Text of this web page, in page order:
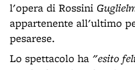
l'opera di Rossini
appartenente all'ultimo
pesarese.
Lo spettacolo ha "esito